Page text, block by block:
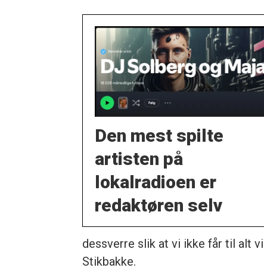
Den mest spilte
artisten på
lokalradio­en er
redaktøren selv
dessverre slik at vi ikke får til alt
Stikbakke.